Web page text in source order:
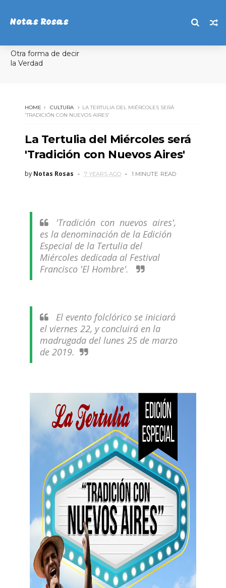
Notas Rosas
Otra forma de decir
la Verdad
HOME CULTURA
LA TERTULIA DEL MIÉRCOLES SERÁ
'TRADICIÓN CON NUEVOS AIRES'
La Tertulia del Miércoles será
'Tradición con Nuevos Aires'
by Notas Rosas 7 YEARS AGO 1 MINUTE READ
'Tradición con nuevos aires',
es la denominación de la Edición
Especial de la Tertulia del
Miércoles dedicada al Festival
Francisco 'El Hombre'.
El evento folclórico se iniciará
el viernes 22, y concluirá en la
madrugada del lunes 25 de marzo
de 2019.